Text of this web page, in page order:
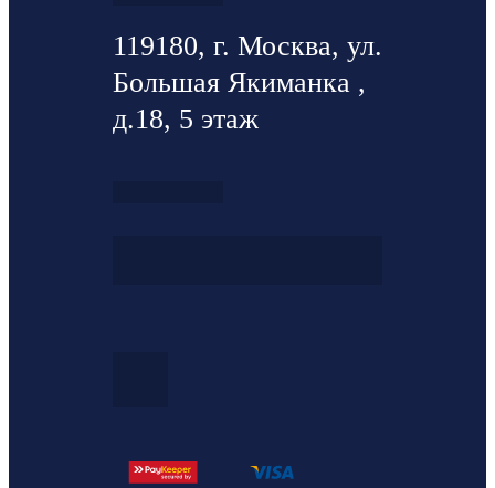
119180, г. Москва, ул.
Большая Якиманка ,
д.18, 5 этаж